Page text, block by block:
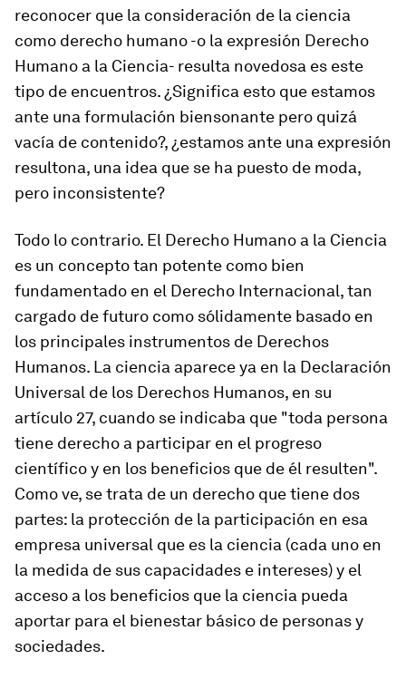
reconocer que la consideración de la ciencia
como derecho humano -o la expresión Derecho
Humano a la Ciencia- resulta novedosa es este
tipo de encuentros. ¿Significa esto que estamos
ante una formulación biensonante pero quizá
vacía de contenido?, ¿estamos ante una expresión
resultona, una idea que se ha puesto de moda,
pero inconsistente?
Todo lo contrario. El Derecho Humano a la Ciencia
es un concepto tan potente como bien
fundamentado en el Derecho Internacional, tan
cargado de futuro como sólidamente basado en
los principales instrumentos de Derechos
Humanos. La ciencia aparece ya en la Declaración
Universal de los Derechos Humanos, en su
artículo 27, cuando se indicaba que "toda persona
tiene derecho a participar en el progreso
científico y en los beneficios que de él resulten".
Como ve, se trata de un derecho que tiene dos
partes: la protección de la participación en esa
empresa universal que es la ciencia (cada uno en
la medida de sus capacidades e intereses) y el
acceso a los beneficios que la ciencia pueda
aportar para el bienestar básico de personas y
sociedades.